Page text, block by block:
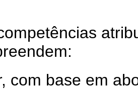
com base em